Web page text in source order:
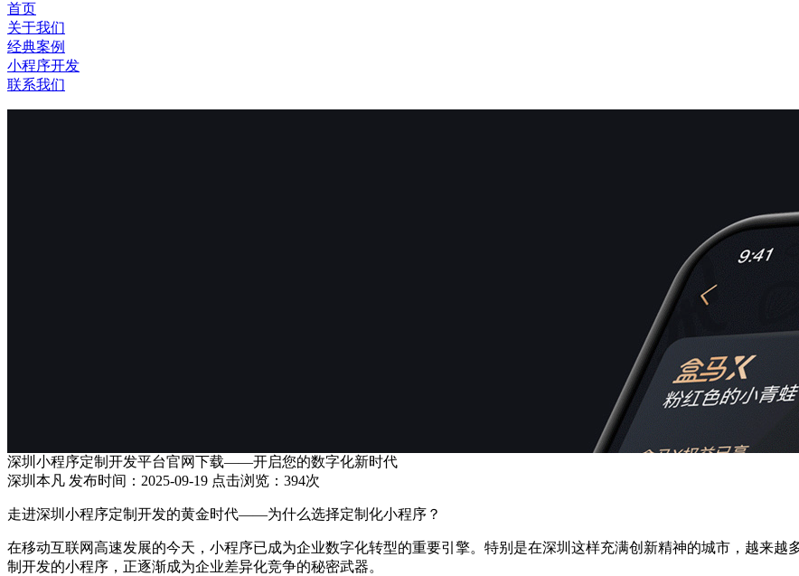
首页
关于我们
经典案例
小程序开发
联系我们
深圳小程序定制开发平台官网下载——开启您的数字化新时代
深圳本凡 发布时间：2025-09-19 点击浏览：394次
走进深圳小程序定制开发的黄金时代——为什么选择定制化小程序？
在移动互联网高速发展的今天，小程序已成为企业数字化转型的重要引擎。特别是在深圳这样充满创新精神的城市，越来
制开发的小程序，正逐渐成为企业差异化竞争的秘密武器。